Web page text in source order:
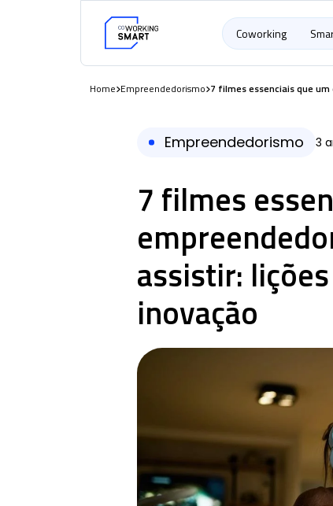
Coworking
Home Empreendedorismo 7 filmes essenciais que
Empreendedorismo 3
7 filmes
assistir:
inovação